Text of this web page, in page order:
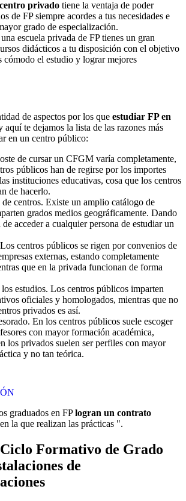
privado tiene la ventaja de poder
de FP siempre acordes a tus necesidades e
grado de especialización.
escuela privada de FP tienes un gran
didácticos a tu disposición con el objetivo
cómodo el estudio y lograr mejores
de aspectos por los que estudiar FP en
aquí te dejamos la lista de las razones más
en un centro público:
de cursar un CFGM varía completamente,
públicos han de regirse por los importes
instituciones educativas, cosa que los centros
de hacerlo.
centros. Existe un amplio catálogo de
grados medios geográficamente. Dando
acceder a cualquier persona de estudiar un
centros públicos se rigen por convenios de
externas, estando completamente
que en la privada funcionan de forma
estudios. Los centros públicos imparten
oficiales y homologados, mientras que no
privados es así.
En los centros públicos suele escoger
con mayor formación académica,
los privados suelen ser perfiles con mayor
y no tan teórica.
graduados en FPlogran un contrato
la que realizan las prácticas ".
Formativo de Grado
de